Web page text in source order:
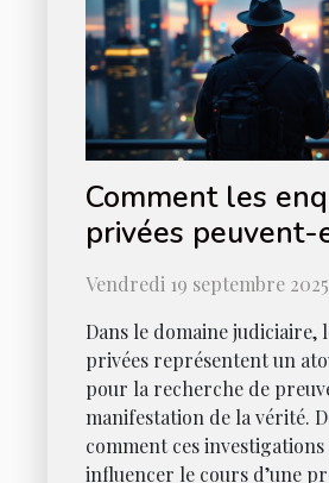
Comment les
privées
être utilisées en
Vendredi 19 septembre
Dans le domaine judiciaire,
privées représentent un
pour la recherche de
manifestation de la vérité.
comment ces
influencer le cours d’une